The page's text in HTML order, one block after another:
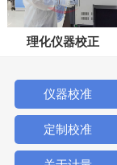
理化仪器校正
仪器校准
定制校准